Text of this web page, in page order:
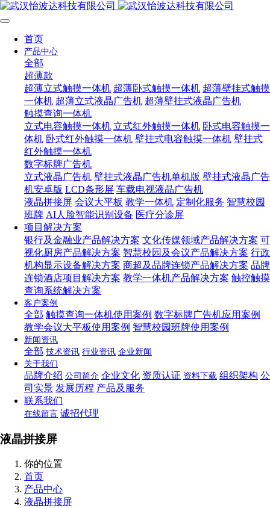
首页
产品中心
全部
超薄款
超薄立式触摸一体机 超薄卧式触摸一体机 超薄壁挂式触摸
一体机 超薄立式液晶广告机 超薄壁挂式液晶广告机
触摸查询一体机
立式电容触摸一体机 立式红外触摸一体机 卧式电容触摸一
体机 卧式红外触摸一体机 壁挂式电容触摸一体机 壁挂式
红外触摸一体机
数字标牌广告机
立式液晶广告机 壁挂式液晶广告机单机版 壁挂式液晶广告
机安卓版 LCD条形屏 车载电视液晶广告机
液晶拼接屏 会议大平板 教学一体机 定制化服务 智慧校园
班牌 AI人脸智能识别设备 医疗分诊屏
项目解决方案
银行及金融业产品解决方案 文化传媒领域产品解决方案 可
视化厨房产品解决方案 智慧校园及会议产品解决方案 行政
机构显示设备解决方案 商超及品牌连锁产品解决方案 品牌
连锁酒店项目解决方案 教学一体机产品解决方案 触控触摸
查询系统解决方案
客户案例
全部 触摸查询一体机使用案例 数字标牌广告机应用案例
教学会议大平板使用案例 智慧校园班牌使用案例
新闻资讯
全部 技术资讯 行业资讯 企业新闻
关于我们
品牌介绍 公司简介 企业文化 资质认证 资料下载 组织架构 公
司实景 发展历程 产品及服务
联系我们
在线留言 诚招代理
液晶拼接屏
你的位置
首页
产品中心
液晶拼接屏